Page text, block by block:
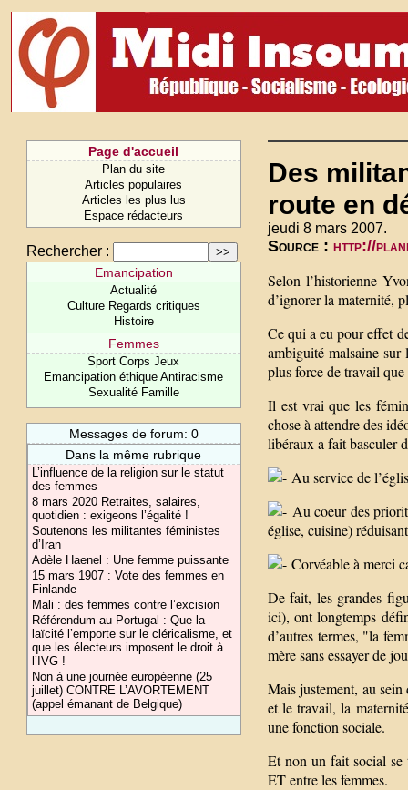
Page d'accueil
Plan du site
Articles populaires
Articles les plus lus
Espace rédacteurs
Rechercher :
Emancipation
Actualité
Culture Regards critiques
Histoire
Femmes
Sport Corps Jeux
Emancipation éthique Antiracisme
Sexualité Famille
Messages de forum: 0
Dans la même rubrique
L’influence de la religion sur le statut
des femmes
8 mars 2020 Retraites, salaires,
quotidien : exigeons l’égalité !
Soutenons les militantes féministes
d’Iran
Adèle Haenel : Une femme puissante
15 mars 1907 : Vote des femmes en
Finlande
Mali : des femmes contre l’excision
Référendum au Portugal : Que la
laïcité l’emporte sur le cléricalisme, et
que les électeurs imposent le droit à
l’IVG !
Non à une journée européenne (25
juillet) CONTRE L’AVORTEMENT
(appel émanant de Belgique)
Des
route en
jeudi 8 mars 2007.
Source : http://
Selon l’historienne
d’ignorer la maternité,
Ce qui a eu pour effet
ambiguité malsaine
plus force de travail
Il est vrai que les
chose à attendre des
libéraux a fait basculer
Au service de
Au coeur des
église, cuisine)
Corvéable à merci
De fait, les grandes
ici), ont longtemps
d’autres termes, "la
mère sans essayer de
Mais justement, au
et le travail, la
une fonction sociale.
Et non un fait social se
ET entre les femmes.